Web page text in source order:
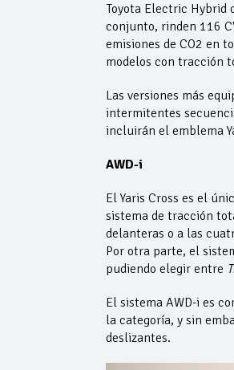
Toyota Electric Hybrid
conjunto, rinden 116
emisiones de CO2 en
modelos con tracción
Las versiones más
intermitentes
incluirán el emblema
AWD-i
El Yaris Cross es el
sistema de tracción
delanteras o a las
Por otra parte, el
pudiendo elegir entre
El sistema AWD-i es
la categoría, y sin
deslizantes.